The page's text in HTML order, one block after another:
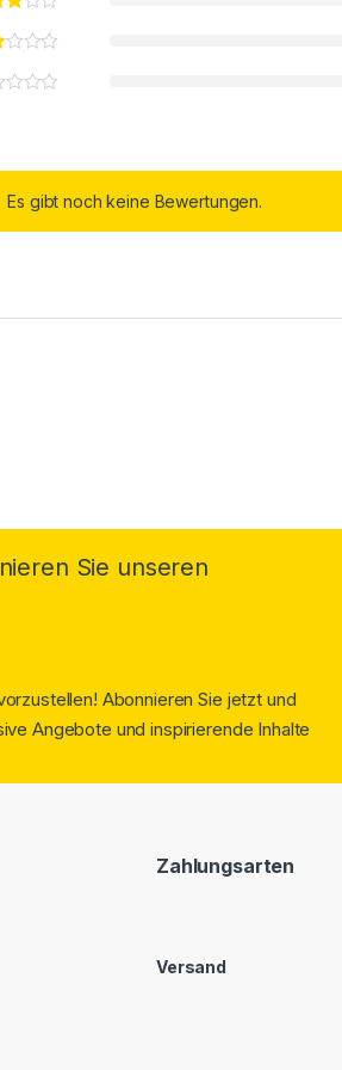
Es gibt noch keine Bewertungen.
Sie unseren
Abonnieren Sie jetzt und
Angebote und inspirierende Inhalte
Zahlungsarten
Versand